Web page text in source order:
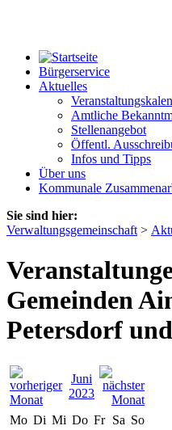
Bürgerservice
Aktuelles
Amtliche
Stellenangebot
Öffentl.
Infos und Tipps
Über uns
Kommunale
Sie sind hier:
Verwaltungsgemeinschaft >
Gemeinden
Petersdorf
Juni
2023
Mo Di Mi Do Fr Sa So